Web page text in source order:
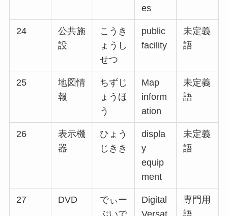
es
24
公共施
設
こうき
ょうし
せつ
public
facility
未定義
語
25
地図情
報
ちずじ
ょうほ
う
Map
inform
ation
未定義
語
26
表示機
器
ひょう
じきき
displa
y
equip
ment
未定義
語
27 DVD
でぃー
Digital
専門用